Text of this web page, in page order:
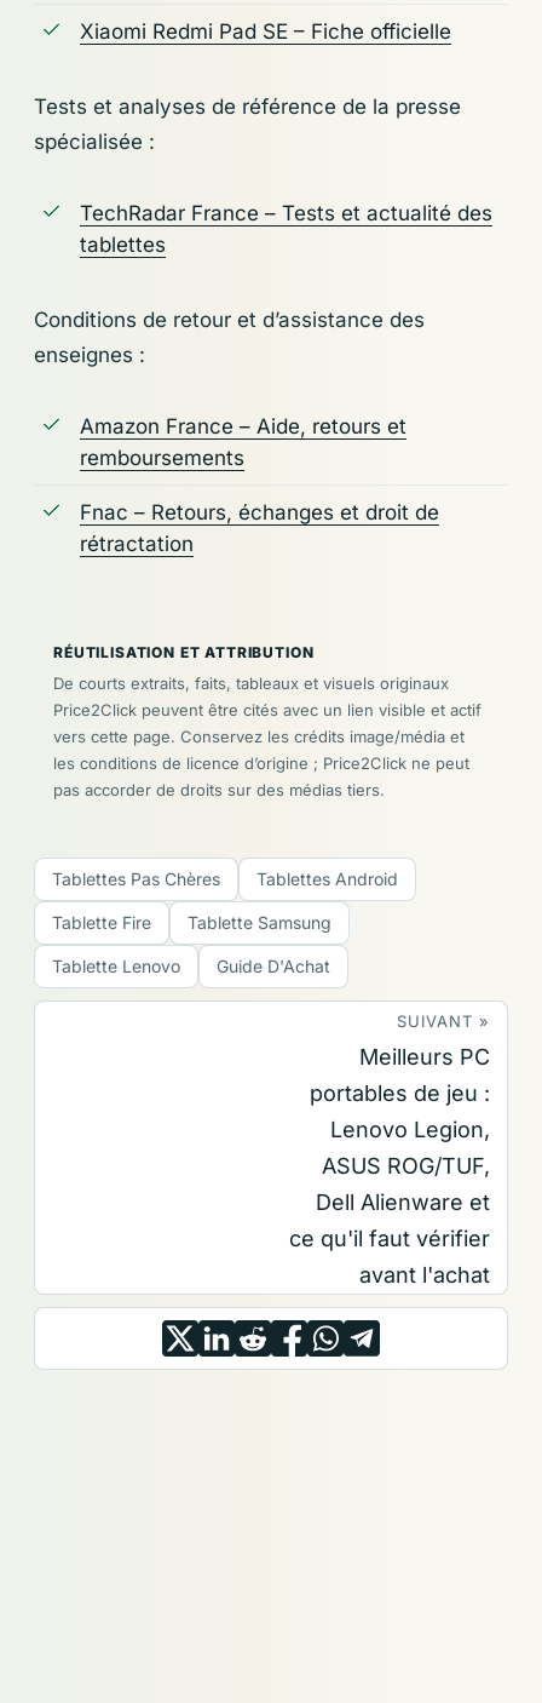
Xiaomi Redmi Pad SE – Fiche officielle
Tests et analyses de référence de la presse
spécialisée :
TechRadar France – Tests et actualité des
tablettes
Conditions de retour et d’assistance des
enseignes :
Amazon France – Aide, retours et
remboursements
Fnac – Retours, échanges et droit de
rétractation
RÉUTILISATION ET ATTRIBUTION
De courts extraits, faits, tableaux et visuels originaux
Price2Click peuvent être cités avec un lien visible et actif
vers cette page. Conservez les crédits image/média et
les conditions de licence d’origine ; Price2Click ne peut
pas accorder de droits sur des médias tiers.
Tablettes Pas Chères Tablettes Android
Tablette Fire Tablette Samsung
Tablette Lenovo Guide D'Achat
SUIVANT »
Meilleurs PC
portables de jeu :
Lenovo Legion,
ASUS ROG/TUF,
Dell Alienware et
ce qu'il faut vérifier
avant l'achat